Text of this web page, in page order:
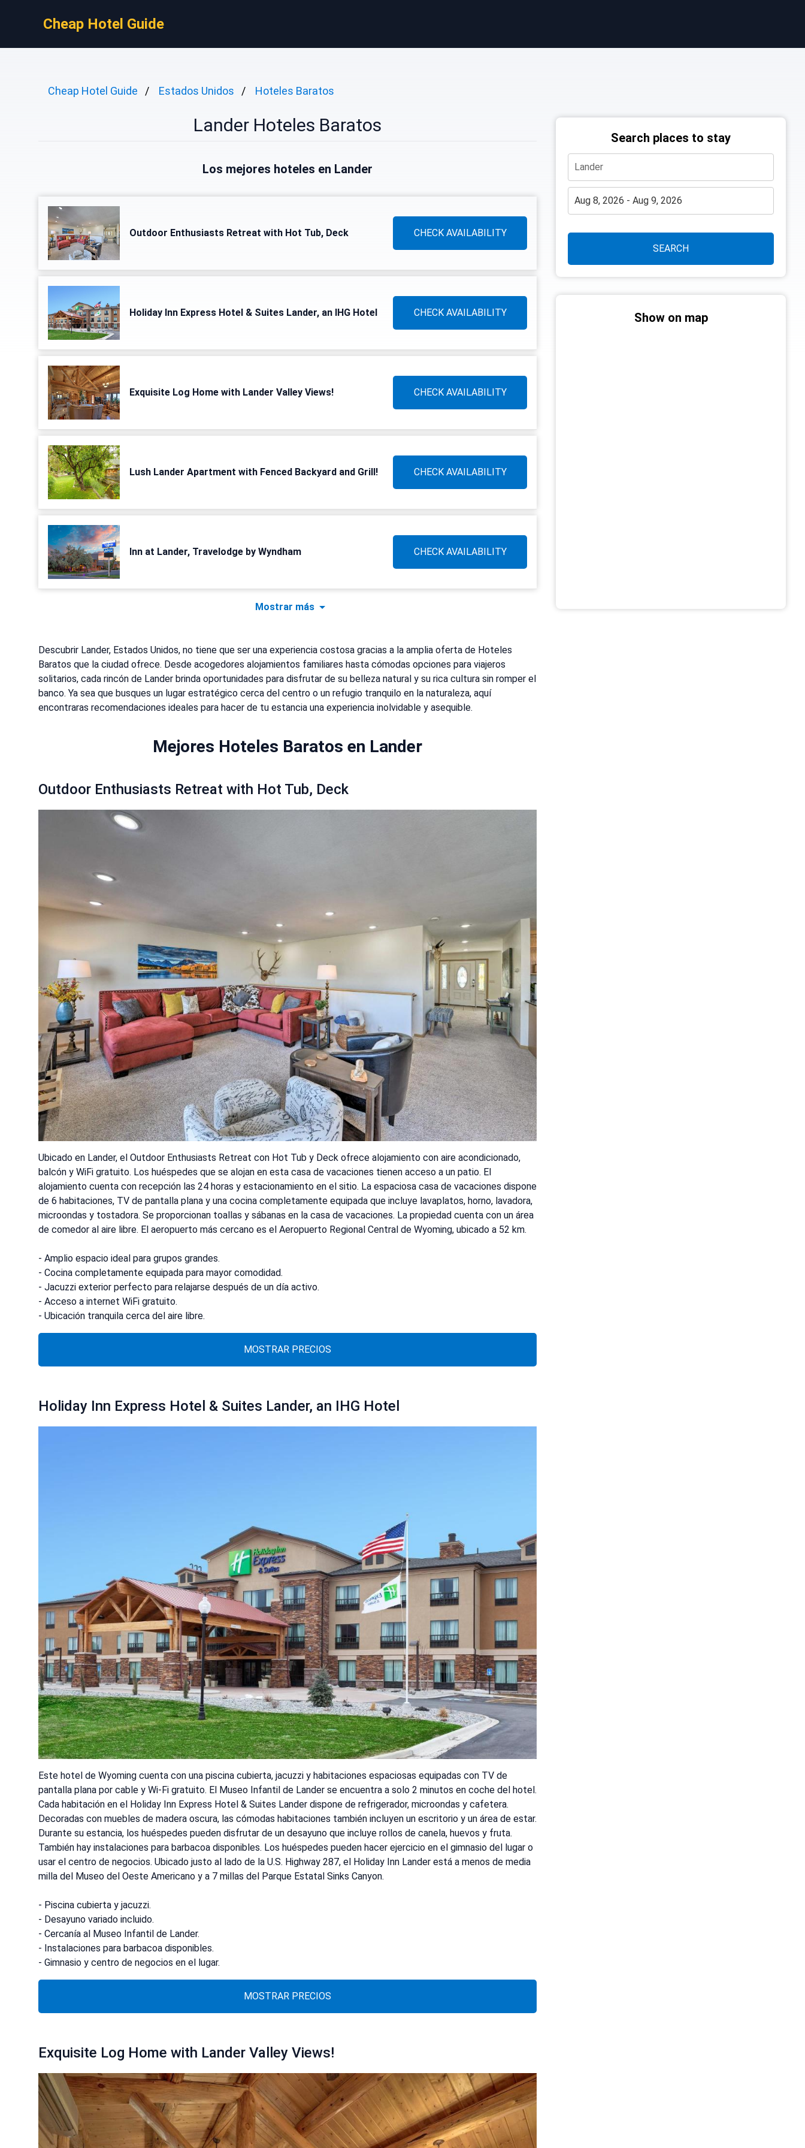
Cheap Hotel Guide
Cheap Hotel Guide Estados Unidos Hoteles Baratos
Lander Hoteles Baratos
Los mejores hoteles en Lander
Outdoor Enthusiasts Retreat with Hot Tub, Deck CHECK AVAILABILITY
Holiday Inn Express Hotel & Suites Lander, an IHG Hotel CHECK AVAILABILITY
Exquisite Log Home with Lander Valley Views! CHECK AVAILABILITY
Lush Lander Apartment with Fenced Backyard and Grill! CHECK AVAILABILITY
Inn at Lander, Travelodge by Wyndham CHECK AVAILABILITY
Mostrar más
Descubrir Lander, Estados Unidos, no tiene que ser una experiencia costosa gracias a la amplia oferta de Hoteles
Baratos que la ciudad ofrece. Desde acogedores alojamientos familiares hasta cómodas opciones para viajeros
solitarios, cada rincón de Lander brinda oportunidades para disfrutar de su belleza natural y su rica cultura sin romper el
banco. Ya sea que busques un lugar estratégico cerca del centro o un refugio tranquilo en la naturaleza, aquí
encontraras recomendaciones ideales para hacer de tu estancia una experiencia inolvidable y asequible.
Mejores Hoteles Baratos en Lander
Outdoor Enthusiasts Retreat with Hot Tub, Deck
Ubicado en Lander, el Outdoor Enthusiasts Retreat con Hot Tub y Deck ofrece alojamiento con aire acondicionado,
balcón y WiFi gratuito. Los huéspedes que se alojan en esta casa de vacaciones tienen acceso a un patio. El
alojamiento cuenta con recepción las 24 horas y estacionamiento en el sitio. La espaciosa casa de vacaciones dispone
de 6 habitaciones, TV de pantalla plana y una cocina completamente equipada que incluye lavaplatos, horno, lavadora,
microondas y tostadora. Se proporcionan toallas y sábanas en la casa de vacaciones. La propiedad cuenta con un área
de comedor al aire libre. El aeropuerto más cercano es el Aeropuerto Regional Central de Wyoming, ubicado a 52 km.
- Amplio espacio ideal para grupos grandes.
- Cocina completamente equipada para mayor comodidad.
- Jacuzzi exterior perfecto para relajarse después de un día activo.
- Acceso a internet WiFi gratuito.
- Ubicación tranquila cerca del aire libre.
MOSTRAR PRECIOS
Holiday Inn Express Hotel & Suites Lander, an IHG Hotel
Este hotel de Wyoming cuenta con una piscina cubierta, jacuzzi y habitaciones espaciosas equipadas con TV de
pantalla plana por cable y Wi-Fi gratuito. El Museo Infantil de Lander se encuentra a solo 2 minutos en coche del hotel.
Cada habitación en el Holiday Inn Express Hotel & Suites Lander dispone de refrigerador, microondas y cafetera.
Decoradas con muebles de madera oscura, las cómodas habitaciones también incluyen un escritorio y un área de estar.
Durante su estancia, los huéspedes pueden disfrutar de un desayuno que incluye rollos de canela, huevos y fruta.
También hay instalaciones para barbacoa disponibles. Los huéspedes pueden hacer ejercicio en el gimnasio del lugar o
usar el centro de negocios. Ubicado justo al lado de la U.S. Highway 287, el Holiday Inn Lander está a menos de media
milla del Museo del Oeste Americano y a 7 millas del Parque Estatal Sinks Canyon.
- Piscina cubierta y jacuzzi.
- Desayuno variado incluido.
- Cercanía al Museo Infantil de Lander.
- Instalaciones para barbacoa disponibles.
- Gimnasio y centro de negocios en el lugar.
MOSTRAR PRECIOS
Exquisite Log Home with Lander Valley Views!
Search places to stay
SEARCH
Show on map